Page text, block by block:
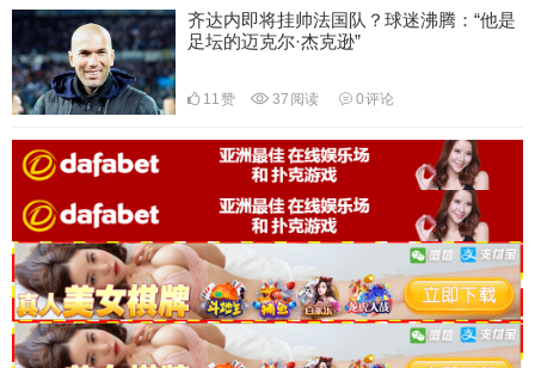
齐达内即将挂帅法国队？球迷沸腾：“他是
足坛的迈克尔·杰克逊”
11 赞 37 阅读 0评论